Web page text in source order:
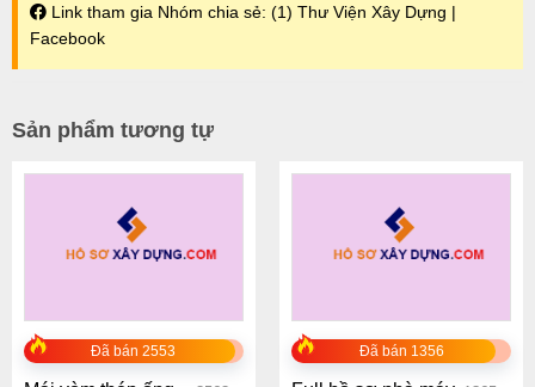
Link tham gia Nhóm chia sẻ: (1) Thư Viện Xây Dựng |
Facebook
Sản phẩm tương tự
Đã bán 2553 Đã bán 1356